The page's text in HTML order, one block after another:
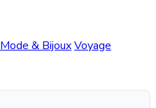
Mode & BijouxVoyage